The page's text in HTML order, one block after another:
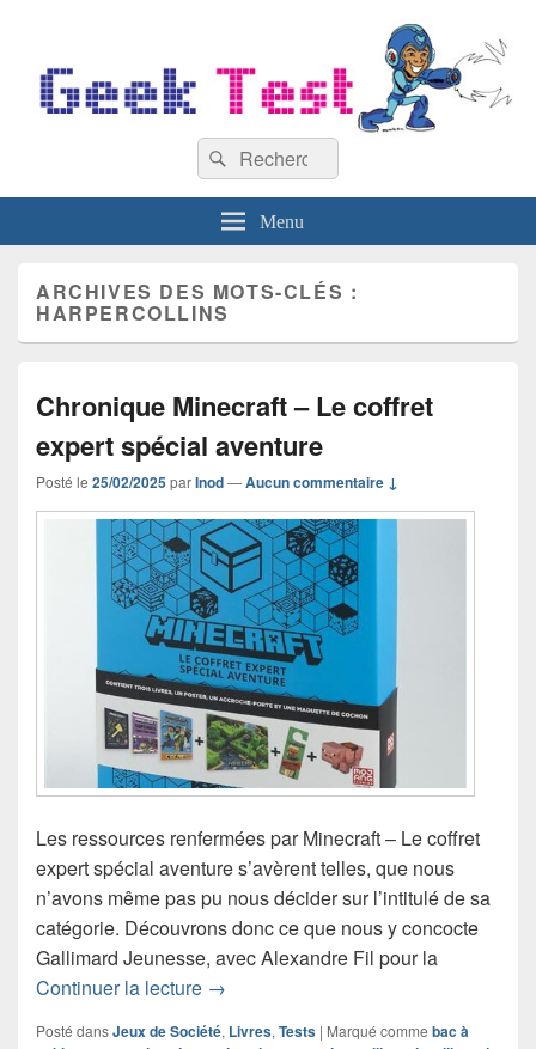
Recherche :
Rechercher
Menu
ARCHIVES DES MOTS-CLÉS :
HARPERCOLLINS
Chronique Minecraft – Le coffret
expert spécial aventure
Posté le 25/02/2025parInod—Aucun commentaire ↓
Les ressources renfermées par Minecraft – Le coffret
expert spécial aventure s’avèrent telles, que nous
n’avons même pas pu nous décider sur l’intitulé de sa
catégorie. Découvrons donc ce que nous y concocte
Gallimard Jeunesse, avec Alexandre Fil pour la
Continuer la lecture Chronique Minecraft – Le coffret
→
Posté dansJeux de Société, Livres, Tests | Marqué comme bac à